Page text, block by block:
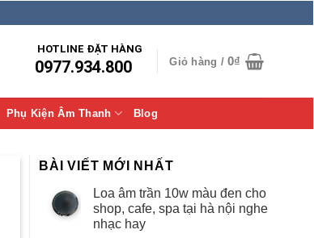
HOTLINE ĐẶT HÀNG
0977.934.800 Giỏ hàng /0₫
Phụ Kiện Âm Thanh Blog
BÀI VIẾT MỚI NHẤT
Loa âm trần 10w màu đen cho
shop, cafe, spa tại hà nội nghe
nhạc hay